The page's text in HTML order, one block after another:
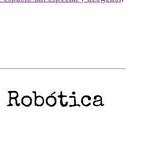
Robótica